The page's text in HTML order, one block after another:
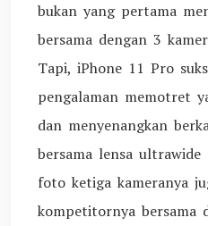
bukan yang pertama
bersama dengan 3
Tapi, iPhone 11 Pro
pengalaman memotret
dan menyenangkan
bersama lensa
foto ketiga kameranya
kompetitornya bersama